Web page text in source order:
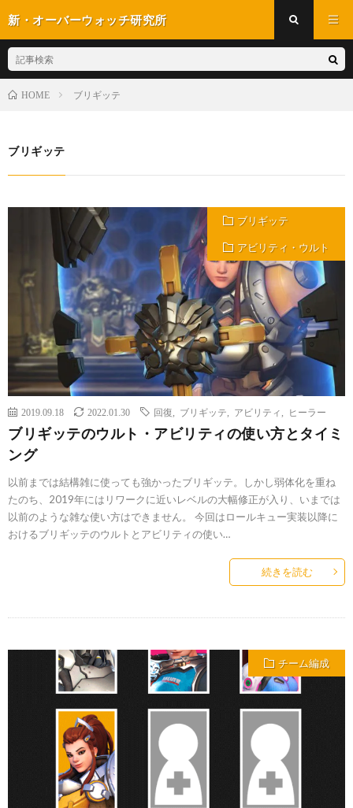
新・オーバーウォッチ研究所
HOME ブリギッテ
ブリギッテ
ブリギッテ
アビリティ・ウルト
2019.09.18 2022.01.30 回復 ブリギッテ アビリティ ヒーラー
ブリギッテのウルト・アビリティの使い方とタイミ
ング
以前までは結構雑に使っても強かったブリギッテ。しかし弱体化を重ね
たのち、2019年にはリワークに近いレベルの大幅修正が入り、いまでは
以前のような雑な使い方はできません。 今回はロールキュー実装以降に
おけるブリギッテのウルトとアビリティの使い…
続きを読む
チーム編成